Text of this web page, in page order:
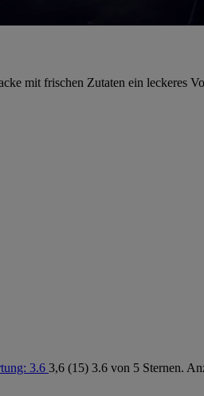
mit frischen Zutaten ein leckeres
3.6 3,6 (15) 3.6 von 5 Sternen.